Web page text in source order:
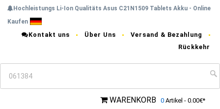
Hochleistungs Li-Ion Qualitäts Asus C21N1509 Tablets Akku - Online
Kaufen
Kontakt uns Über Uns
Versand & Bezahlung
Rückkehr
WARENKORB 0 Artikel - 0.00€*